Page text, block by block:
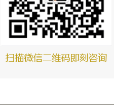
冀东水泥烟气脱硝技术